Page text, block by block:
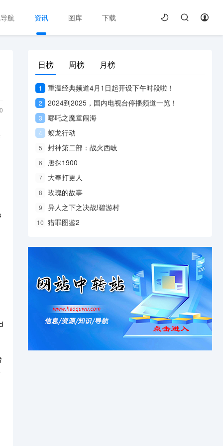
航 资讯 图库 下载
0
日榜 周榜 月榜
1 重温经典频道4月1日起开设下午时段啦！
2 2024到2025，国内电视台停播频道一览！
3 哪吒之魔童闹海
4 蛟龙行动
5 封神第二部：战火西岐
6 唐探1900
7 大奉打更人
8 玫瑰的故事
9 异人之下之决战!碧游村
10 猎罪图鉴2